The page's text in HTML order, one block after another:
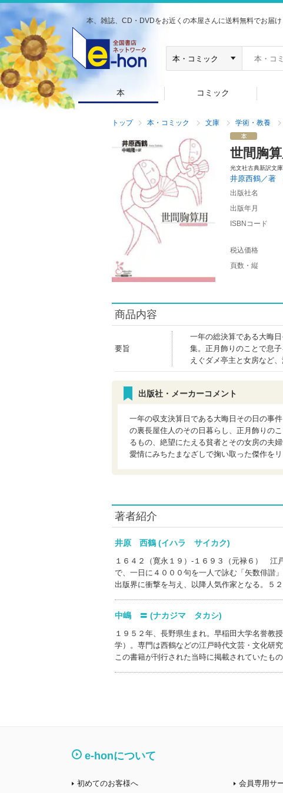
本、雑誌、CD・DVDをお近くの本屋さんに送料無料でお届け
本 コミック
トップ 本・コミック 文庫 学術・教養
世間胸算
光文社古典新訳文
井原西鶴／著
出版社名
出版年月
ISBNコード
税込価格
頁数・縦
商品内容
要旨
一年の総決算である大晦
集。正月飾りのことで息
えぐダメ亭主と女房など
出版社・メーカーコメント
一年の収支決算日である大晦日その日の事
の裏長屋住人のその日暮らし、正月飾りの
るもの、絶望にたえる貧者とその女房の夫
愛情にみちたまなざしで掬い取った傑作を
著者紹介
井原 西鶴 (イハラ サイカク)
１６４２（寛永１９）‐１６９３（元禄６） 江
で、一日に４０００句を一人で詠む「矢数俳諧
出版界に衝撃を与え、以降人気作家となる。５
中嶋 〓 (ナカジマ タカシ)
１９５２年、長野県生まれ。早稲田大学名誉教
学）。専門は西鶴などの江戸時代文芸・文化研
この書籍が刊行された当時に掲載されていたもの
e-honについて
初めてのお客様へ 会員専用サ